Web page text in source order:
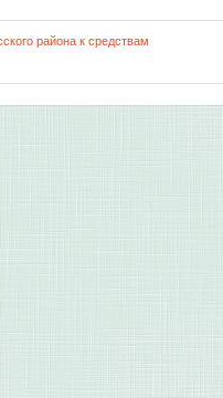
района к средствам